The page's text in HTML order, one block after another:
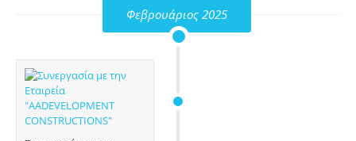
Φεβρουάριος 2025